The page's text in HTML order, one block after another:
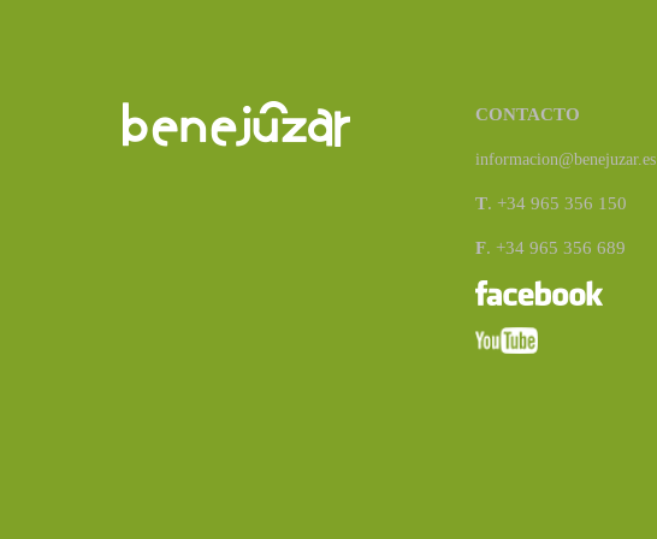
CONTACTO
informacion@benejuzar.es
T. +34 965 356 150
F. +34 965 356 689